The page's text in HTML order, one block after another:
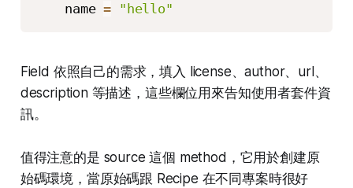
    name
= "hello"
Field 依照自己的需求，填入 license、author、url、
description 等描述，這些欄位用來告知使用者套件資
訊。
值得注意的是 source 這個 method，它用於創建原
始碼環境，當原始碼跟 Recipe 在不同專案時很好